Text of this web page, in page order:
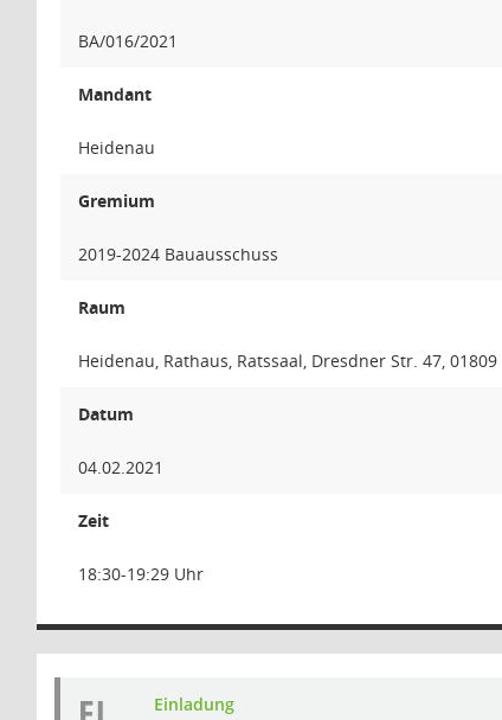
BA/016/2021
Mandant
Heidenau
Gremium
2019-2024 Bauausschuss
Raum
Heidenau, Rathaus, Ratssaal, Dresdner Str. 47,
Datum
04.02.2021
Zeit
18:30-19:29 Uhr
Einladung